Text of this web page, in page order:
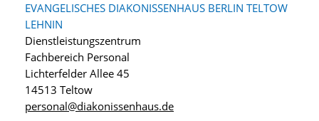
EVANGELISCHES DIAKONISSENHAUS BERLIN TELTOW
LEHNIN
Dienstleistungszentrum
Fachbereich Personal
Lichterfelder Allee 45
14513 Teltow
personal@diakonissenhaus.de